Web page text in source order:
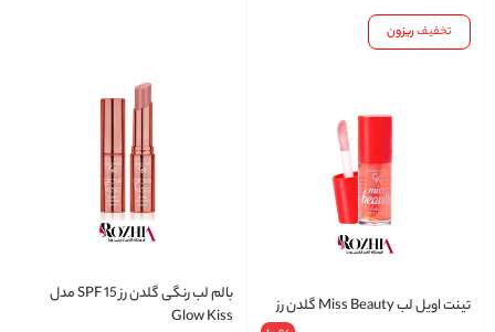
تخفیفریزون
تینت اویل لب Miss Beauty گلدن رز
بالم لب رنگی گلدن رز SPF 15 مدل
Glow Kiss